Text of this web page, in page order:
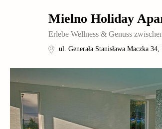
Mielno Holiday
Erlebe Wellness & Genuss
ul. Generała Stanisława Maczka 34,